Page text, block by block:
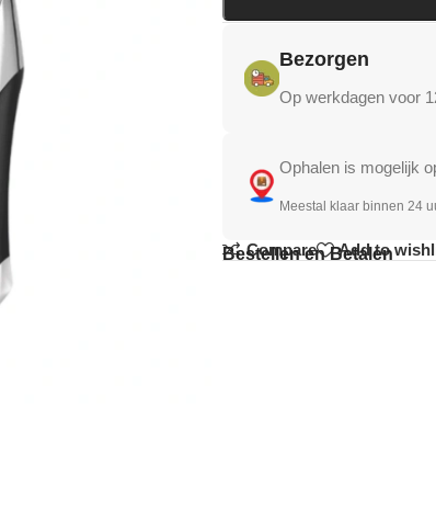
Bezorgen
Op werkdagen voor
Ophalen is mogelijk
Meestal klaar binnen 24
Compare Add to
Bestellen en Betalen